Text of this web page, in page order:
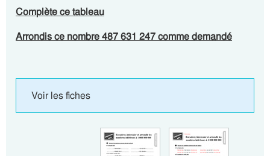
Complète ce tableau
Arrondis ce nombre 487 631 247 comme demandé
Voir les fiches